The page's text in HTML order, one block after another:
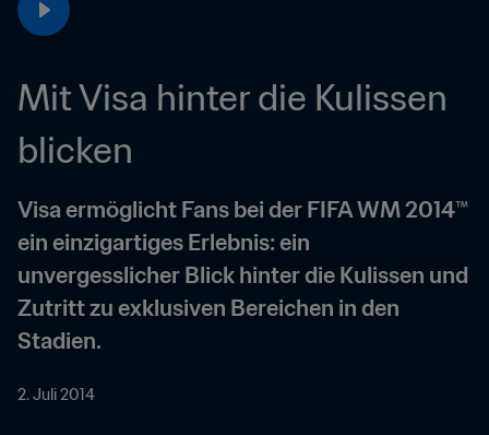
Mit Visa hinter die Kulissen
blicken
Visa ermöglicht Fans bei der FIFA WM 2014™
ein einzigartiges Erlebnis: ein
unvergesslicher Blick hinter die Kulissen und
Zutritt zu exklusiven Bereichen in den
Stadien.
2. Juli 2014